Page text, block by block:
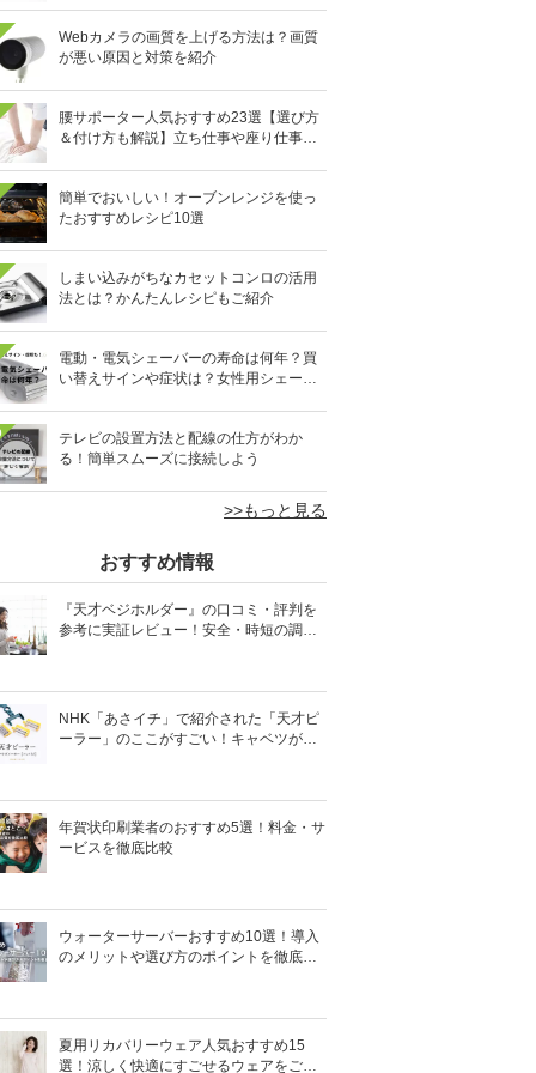
Webカメラの画質を上げる方法は？画質
が悪い原因と対策を紹介
腰サポーター人気おすすめ23選【選び方
＆付け方も解説】立ち仕事や座り仕事、
簡単でおいしい！オーブンレンジを使っ
たおすすめレシピ10選
しまい込みがちなカセットコンロの活用
法とは？かんたんレシピもご紹介
電動・電気シェーバーの寿命は何年？買
い替えサインや症状は？女性用シェーバ
テレビの設置方法と配線の仕方がわか
る！簡単スムーズに接続しよう
>>もっと見る
おすすめ情報
『天才ベジホルダー』の口コミ・評判を
参考に実証レビュー！安全・時短の調理
NHK「あさイチ」で紹介された「天才ピ
ーラー」のここがすごい！キャベツがほ
年賀状印刷業者のおすすめ5選！料金・サ
ービスを徹底比較
ウォーターサーバーおすすめ10選！導入
のメリットや選び方のポイントを徹底解
夏用リカバリーウェア人気おすすめ15
選！涼しく快適にすごせるウェアをご紹